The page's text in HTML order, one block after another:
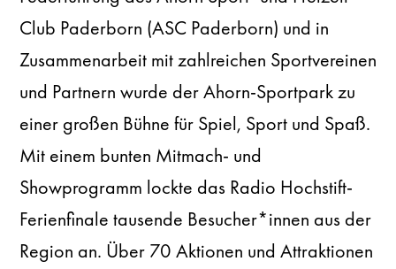
Club Paderborn (ASC Paderborn) und in
Zusammenarbeit mit zahlreichen Sportvereinen
und Partnern wurde der Ahorn-Sportpark zu
einer großen Bühne für Spiel, Sport und Spaß.
Mit einem bunten Mitmach- und
Showprogramm lockte das Radio Hochstift-
Ferienfinale tausende Besucher*innen aus der
Region an. Über 70 Aktionen und Attraktionen